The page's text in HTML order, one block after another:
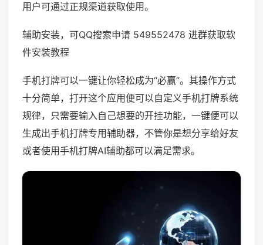
用户可通过正规渠道获取使用。
辅助安装，可QQ搜索申请 549552478 进群获取软
件安装教程
手机打牌可以一键让你轻松成为“必赢”。其操作方式
十分简单，打开这个应用便可以自定义手机打牌系统
规律，只需要输入自己想要的开挂功能，一键便可以
生成出手机打牌专用辅助器，不管你是想分享给好友
或者使用手机打牌AI辅助都可以满足需求。